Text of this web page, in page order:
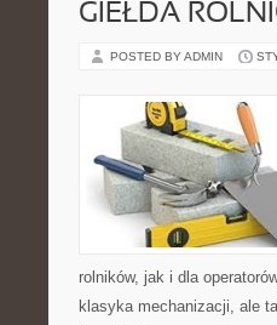
GIEŁDA
POSTED BY ADMIN
rolników, jak i dla
klasyka mechanizacji, ale